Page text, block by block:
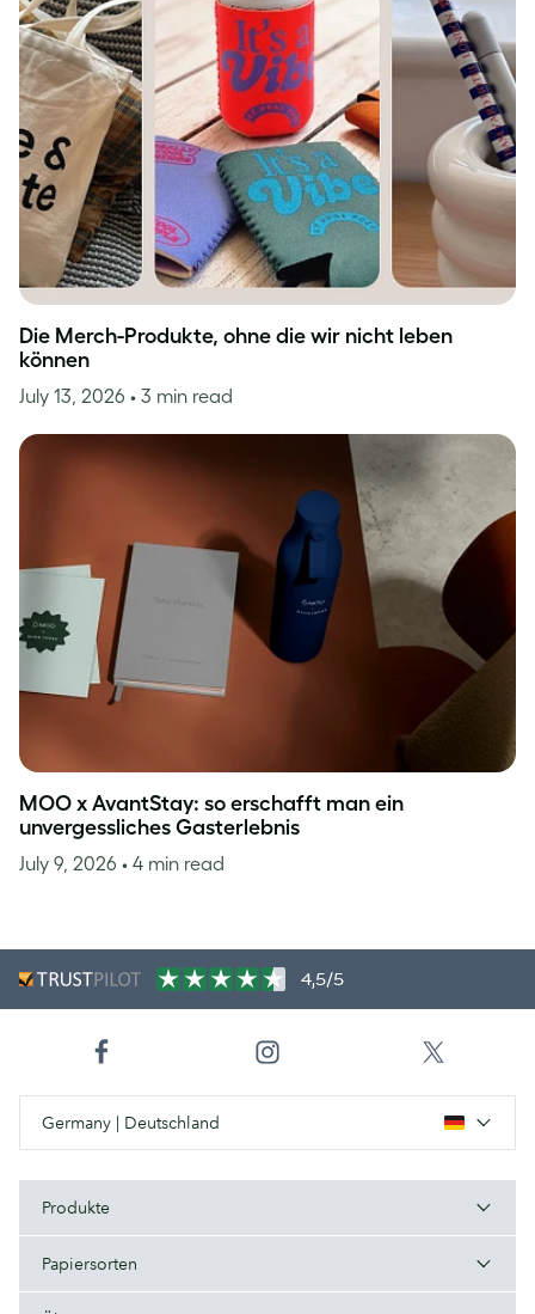
Die Merch-Produkte, ohne die wir nicht leben
können
July 13, 2026 • 3 min read
MOO x AvantStay: so erschafft man ein
unvergessliches Gasterlebnis
July 9, 2026 • 4 min read
4,5/5
Germany | Deutschland
Produkte
Papiersorten